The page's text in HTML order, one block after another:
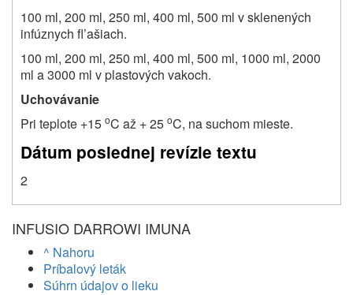
100 ml, 200 ml, 250 ml, 400 ml, 500 ml v sklenených
infúznych fl’ašiach.
100 ml, 200 ml, 250 ml, 400 ml, 500 ml, 1000 ml, 2000
ml a 3000 ml v plastových vakoch.
Uchovávanie
Pri teplote +15 oC až + 25 oC, na suchom mieste.
Dátum poslednej revízie textu
2
INFUSIO DARROWI IMUNA
^ Nahoru
Príbalový leták
Súhrn údajov o lieku